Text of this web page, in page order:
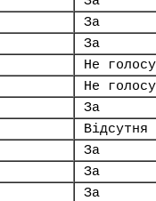
За
За
Не
Не
За
Відсутня
За
За
За